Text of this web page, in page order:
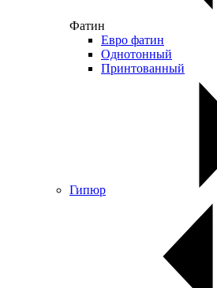
Фатин
Евро фатин
Однотонный
Принтованный
Гипюр